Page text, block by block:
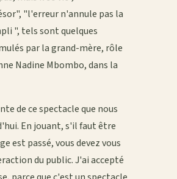
"l'erreur n'annule pas la
", tels sont quelques
par la grand-mère, rôle
Nadine Mbombo, dans la
de ce spectacle que nous
En jouant, s'il faut être
est passé, vous devez vous
du public. J'ai accepté